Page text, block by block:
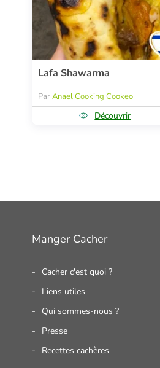
Lafa Shawarma
Par Anael Cooking Cookeo
Découvrir
Manger Cacher
Cacher c'est quoi ?
Liens utiles
Qui sommes-nous ?
Presse
Recettes cachères